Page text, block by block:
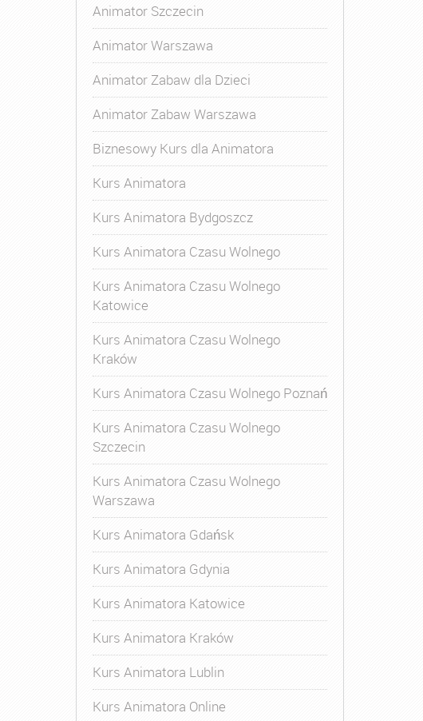
Animator Szczecin
Animator Warszawa
Animator Zabaw dla Dzieci
Animator Zabaw Warszawa
Biznesowy Kurs dla Animatora
Kurs Animatora
Kurs Animatora Bydgoszcz
Kurs Animatora Czasu Wolnego
Kurs Animatora Czasu Wolnego
Katowice
Kurs Animatora Czasu Wolnego
Kraków
Kurs Animatora Czasu Wolnego Poznań
Kurs Animatora Czasu Wolnego
Szczecin
Kurs Animatora Czasu Wolnego
Warszawa
Kurs Animatora Gdańsk
Kurs Animatora Gdynia
Kurs Animatora Katowice
Kurs Animatora Kraków
Kurs Animatora Lublin
Kurs Animatora Online